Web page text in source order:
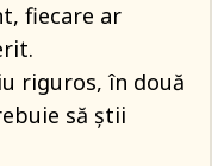
fiecare ar
riguros, în două
să știi